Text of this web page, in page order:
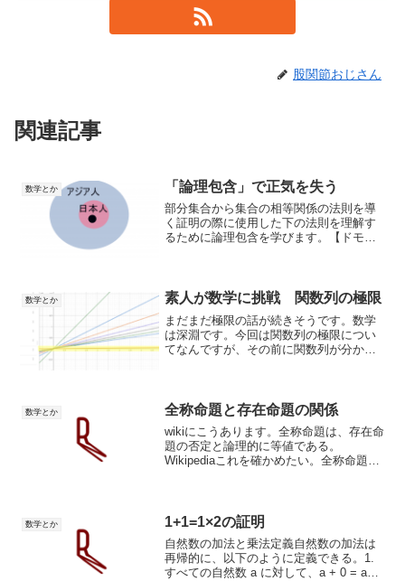
股関節おじさん
関連記事
数学とか 「論理包含」で正気を失う
部分集合から集合の相等関係の法則を導
く証明の際に使用した下の法則を理解す
るために論理包含を学びます。【ドモル
数学とか 素人が数学に挑戦 関数列の極限
まだまだ極限の話が続きそうです。数学
は深淵です。今回は関数列の極限につい
てなんですが、その前に関数列が分から
れ数列または関数列といい...
数学とか 全称命題と存在命題の関係
wikiにこうあります。全称命題は、存在命
題の否定と論理的に等値である。
Wikipediaこれを確かめたい。全称命題否
だけか...
数学とか 1+1=1×2の証明
自然数の加法と乗法定義自然数の加法は
再帰的に、以下のように定義できる。1.
すべての自然数 a に対して、a + 0 = a2.